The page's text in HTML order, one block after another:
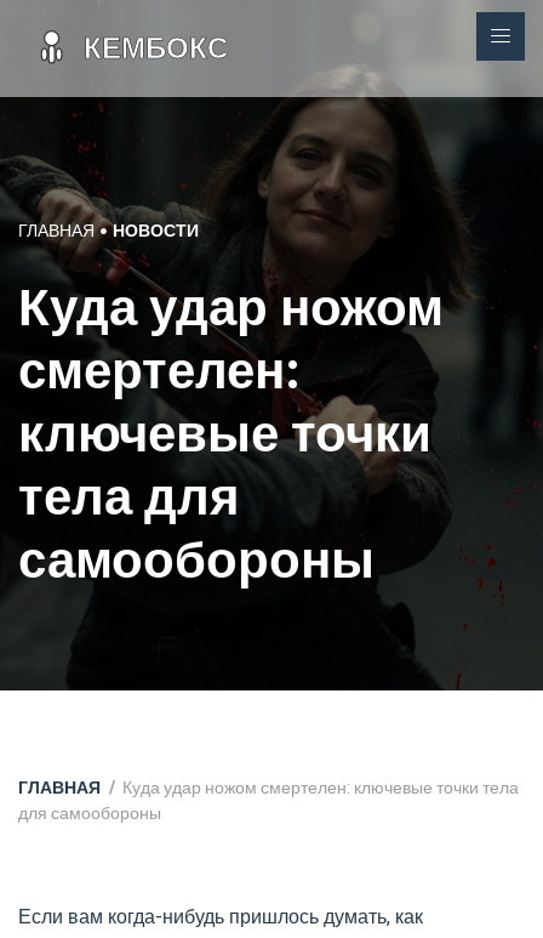
ГЛАВНАЯ НОВОСТИ
Куда удар ножом
смертелен:
ключевые точки
тела для
самообороны
ГЛАВНАЯ
Куда удар ножом смертелен: ключевые точки тела
для самообороны
Если вам когда-нибудь пришлось думать, как